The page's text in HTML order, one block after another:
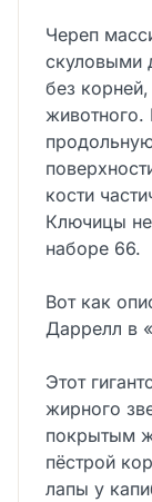
Череп
скуловыми
без
кости
Ключицы
наборе 66.
Вот как
Даррелл в
Этот
жирного
покрытым
пёстрой
лапы у